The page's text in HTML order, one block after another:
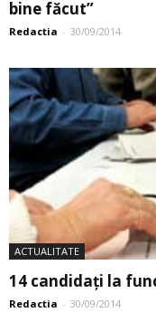
bine făcut”
Redactia - 30/09/2014
ACTUALITATE
14 candidați la
Redactia - 30/09/2014